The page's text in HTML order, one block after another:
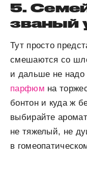
5.
званый
Тут просто
смешаются со
и дальше не надо
парфюм на
бонтон и куда ж
выбирайте
не тяжелый, не
в